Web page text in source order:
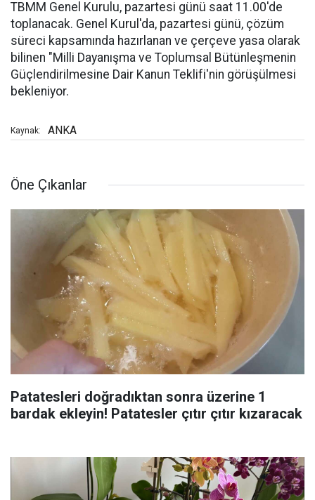
TBMM Genel Kurulu, pazartesi günü saat 11.00'de
toplanacak. Genel Kurul'da, pazartesi günü, çözüm
süreci kapsamında hazırlanan ve çerçeve yasa olarak
bilinen "Milli Dayanışma ve Toplumsal Bütünleşmenin
Güçlendirilmesine Dair Kanun Teklifi'nin görüşülmesi
bekleniyor.
Kaynak: ANKA
Öne Çıkanlar
Patatesleri doğradıktan sonra üzerine 1
bardak ekleyin! Patatesler çıtır çıtır kızaracak